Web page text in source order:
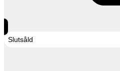
Slutsåld